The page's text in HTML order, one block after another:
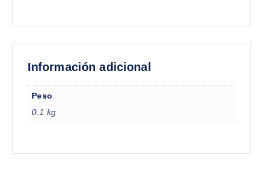
Información adicional
Peso
0.1 kg